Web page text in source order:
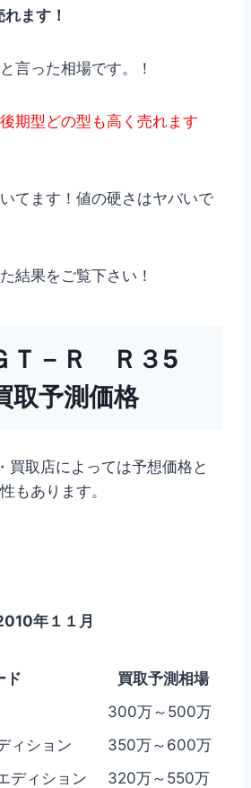
ます！
言った相場です。！
期型どの型も高く売れます
てます！値の硬さはヤバいで
結果をご覧下さい！
Ｔ－Ｒ Ｒ３5
取予測価格
買取店によっては予想価格と
もあります。
年１１月
ド
買取予測相場
300万～500万
ィション
350万～600万
ディション
320万～550万